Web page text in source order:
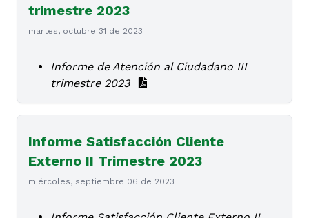
trimestre 2023
martes, octubre 31 de 2023
Informe de Atención al Ciudadano III
trimestre 2023
Informe Satisfacción Cliente
Externo II Trimestre 2023
miércoles, septiembre 06 de 2023